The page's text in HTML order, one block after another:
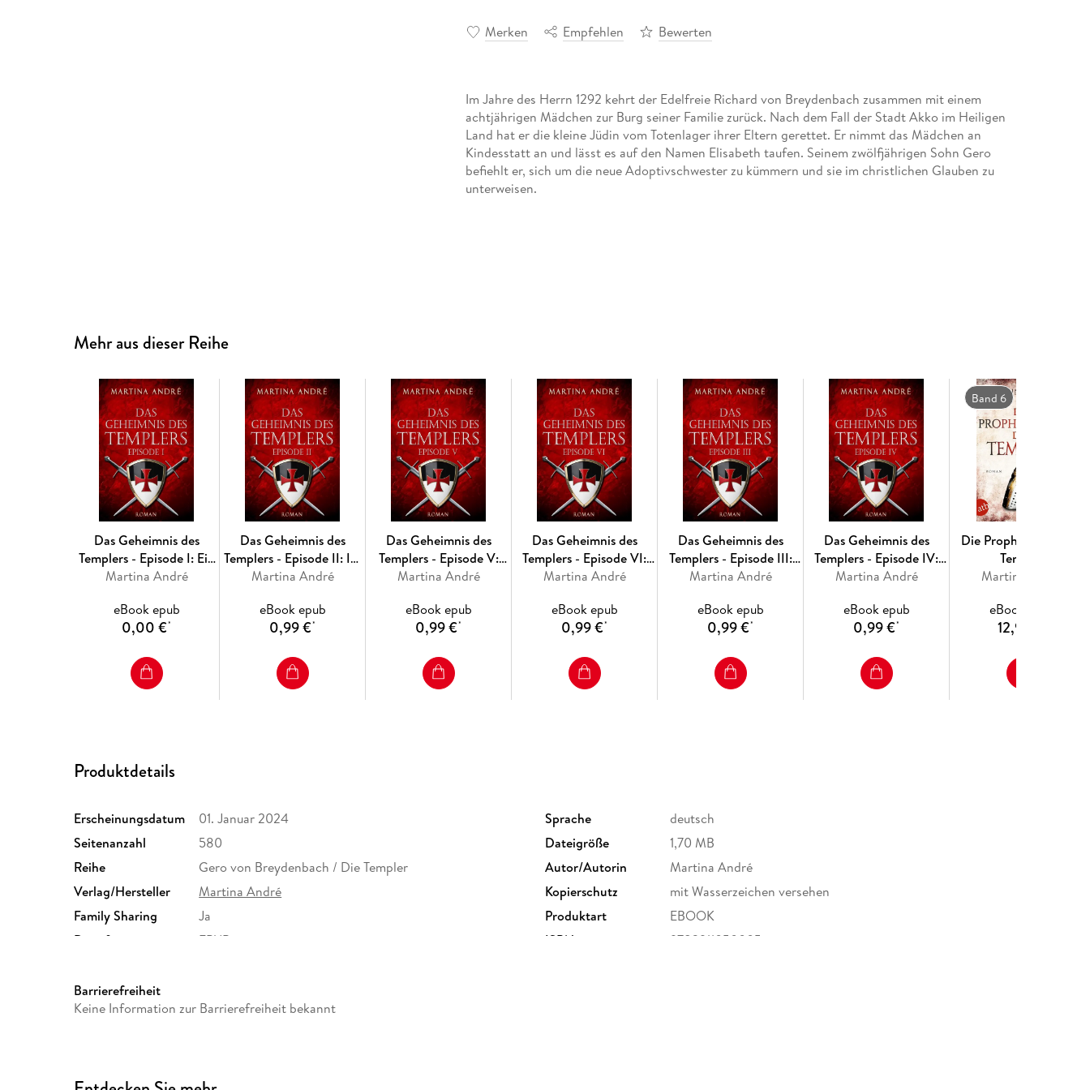
Merken Empfehlen Bewerten
Im Jahre des Herrn 1292 kehrt der Edelfreie Richard von Breydenbach zusammen mit einem
achtjährigen Mädchen zur Burg seiner Familie zurück. Nach dem Fall der Stadt Akko im Heiligen
Land hat er die kleine Jüdin vom Totenlager ihrer Eltern gerettet. Er nimmt das Mädchen an
Kindesstatt an und lässt es auf den Namen Elisabeth taufen. Seinem zwölfjährigen Sohn Gero
befiehlt er, sich um die neue Adoptivschwester zu kümmern und sie im christlichen Glauben zu
Gesamtausgabe Band 1 der Templer-Saga um den deutschen Templer "Gero von Breydenbach" mit
sechs Episoden, die auch einzeln als eBook verfügbar sind. Ideal für Fans von "Knightfall" und
"Outlander".
Mehr aus dieser Reihe
Das Geheimnis des
Templers - Episode I: Ein
heiliger Schwur (Gero
Martina André
eBook epub
0,00 €*
Das Geheimnis des
Templers - Episode II: Im
Namen Gottes (Gero
Martina André
eBook epub
0,99 €*
Das Geheimnis des
Templers - Episode V:
Tödlicher Verrat (Gero
Martina André
eBook epub
0,99 €*
Das Geheimnis des
Templers - Episode VI:
Mitten ins Herz (Gero
Martina André
eBook epub
0,99 €*
Das Geheimnis des
Templers - Episode III:
Die Templer (Gero von
Martina André
eBook epub
0,99 €*
Das Geheimnis des
Templers - Episode IV:
Gefährliche Versuchung
1)
Martina André
eBook epub
0,99 €*
Band 6
Die Prophezeiung der
Templer
Martina André
eBook epub
12,99 €
Produktdetails
Erscheinungsdatum 01. Januar 2024 Sprache
deutsch
Seitenanzahl
580 Dateigröße
1,70 MB
Reihe
Gero von Breydenbach / Die Templer Autor/Autorin
Martina André
Verlag/Hersteller
Martina André Kopierschutz
mit Wasserzeichen versehen
Family Sharing
Ja Produktart
EBOOK
Dateiformat
EPUB ISBN 9783911050005
Barrierefreiheit
Keine Information zur Barrierefreiheit bekannt